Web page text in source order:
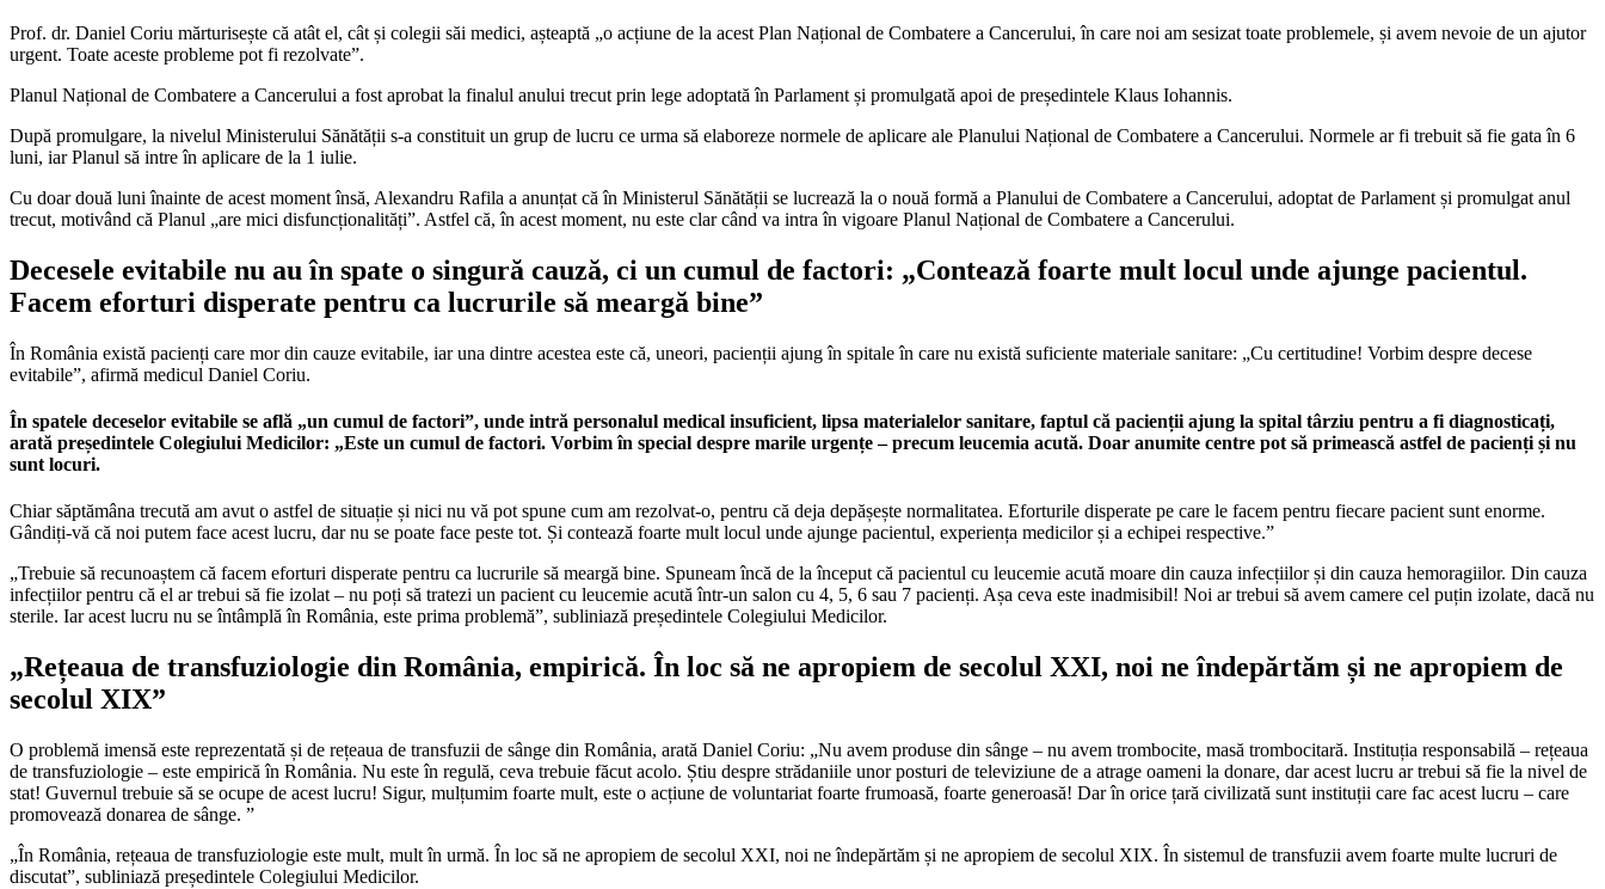
Prof. dr. Daniel Coriu mărturisește că atât el, cât și colegii săi medici, așteaptă „o acțiune de la acest Plan Național de Combatere a Cancerului, în care noi am sesizat toate problemele, și avem nevoie de un ajutor
urgent. Toate aceste probleme pot fi rezolvate”.
Planul Național de Combatere a Cancerului a fost aprobat la finalul anului trecut prin lege adoptată în Parlament și promulgată apoi de președintele Klaus Iohannis.
După promulgare, la nivelul Ministerului Sănătății s-a constituit un grup de lucru ce urma să elaboreze normele de aplicare ale Planului Național de Combatere a Cancerului. Normele ar fi trebuit să fie gata în 6
luni, iar Planul să intre în aplicare de la 1 iulie.
Cu doar două luni înainte de acest moment însă, Alexandru Rafila a anunțat că în Ministerul Sănătății se lucrează la o nouă formă a Planului de Combatere a Cancerului, adoptat de Parlament și promulgat anul
trecut, motivând că Planul „are mici disfuncționalități”. Astfel că, în acest moment, nu este clar când va intra în vigoare Planul Național de Combatere a Cancerului.
Decesele evitabile nu au în spate o singură cauză, ci un cumul de factori: „Contează foarte mult locul unde ajunge pacientul.
Facem eforturi disperate pentru ca lucrurile să meargă bine”
În România există pacienți care mor din cauze evitabile, iar una dintre acestea este că, uneori, pacienții ajung în spitale în care nu există suficiente materiale sanitare: „Cu certitudine! Vorbim despre decese
evitabile”, afirmă medicul Daniel Coriu.
În spatele deceselor evitabile se află „un cumul de factori”, unde intră personalul medical insuficient, lipsa materialelor sanitare, faptul că pacienții ajung la spital târziu pentru a fi diagnosticați,
arată președintele Colegiului Medicilor: „Este un cumul de factori. Vorbim în special despre marile urgențe – precum leucemia acută. Doar anumite centre pot să primească astfel de pacienți și nu
sunt locuri.
Chiar săptămâna trecută am avut o astfel de situație și nici nu vă pot spune cum am rezolvat-o, pentru că deja depășește normalitatea. Eforturile disperate pe care le facem pentru fiecare pacient sunt enorme.
Gândiți-vă că noi putem face acest lucru, dar nu se poate face peste tot. Și contează foarte mult locul unde ajunge pacientul, experiența medicilor și a echipei respective.”
„Trebuie să recunoaștem că facem eforturi disperate pentru ca lucrurile să meargă bine. Spuneam încă de la început că pacientul cu leucemie acută moare din cauza infecțiilor și din cauza hemoragiilor. Din cauza
infecțiilor pentru că el ar trebui să fie izolat – nu poți să tratezi un pacient cu leucemie acută într-un salon cu 4, 5, 6 sau 7 pacienți. Așa ceva este inadmisibil! Noi ar trebui să avem camere cel puțin izolate, dacă nu
sterile. Iar acest lucru nu se întâmplă în România, este prima problemă”, subliniază președintele Colegiului Medicilor.
„Rețeaua de transfuziologie din România, empirică. În loc să ne apropiem de secolul XXI, noi ne îndepărtăm și ne apropiem de
secolul XIX”
O problemă imensă este reprezentată și de rețeaua de transfuzii de sânge din România, arată Daniel Coriu: „Nu avem produse din sânge – nu avem trombocite, masă trombocitară. Instituția responsabilă – rețeaua
de transfuziologie – este empirică în România. Nu este în regulă, ceva trebuie făcut acolo. Știu despre strădaniile unor posturi de televiziune de a atrage oameni la donare, dar acest lucru ar trebui să fie la nivel de
stat! Guvernul trebuie să se ocupe de acest lucru! Sigur, mulțumim foarte mult, este o acțiune de voluntariat foarte frumoasă, foarte generoasă! Dar în orice țară civilizată sunt instituții care fac acest lucru – care
promovează donarea de sânge. ”
„În România, rețeaua de transfuziologie este mult, mult în urmă. În loc să ne apropiem de secolul XXI, noi ne îndepărtăm și ne apropiem de secolul XIX. În sistemul de transfuzii avem foarte multe lucruri de
discutat”, subliniază președintele Colegiului Medicilor.